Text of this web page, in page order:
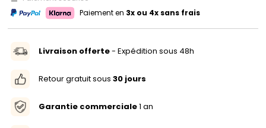
Paiement en 3x ou 4x sans frais
Livraison offerte- Expédition sous 48h
Retour gratuit sous 30 jours
Garantie commerciale1 an